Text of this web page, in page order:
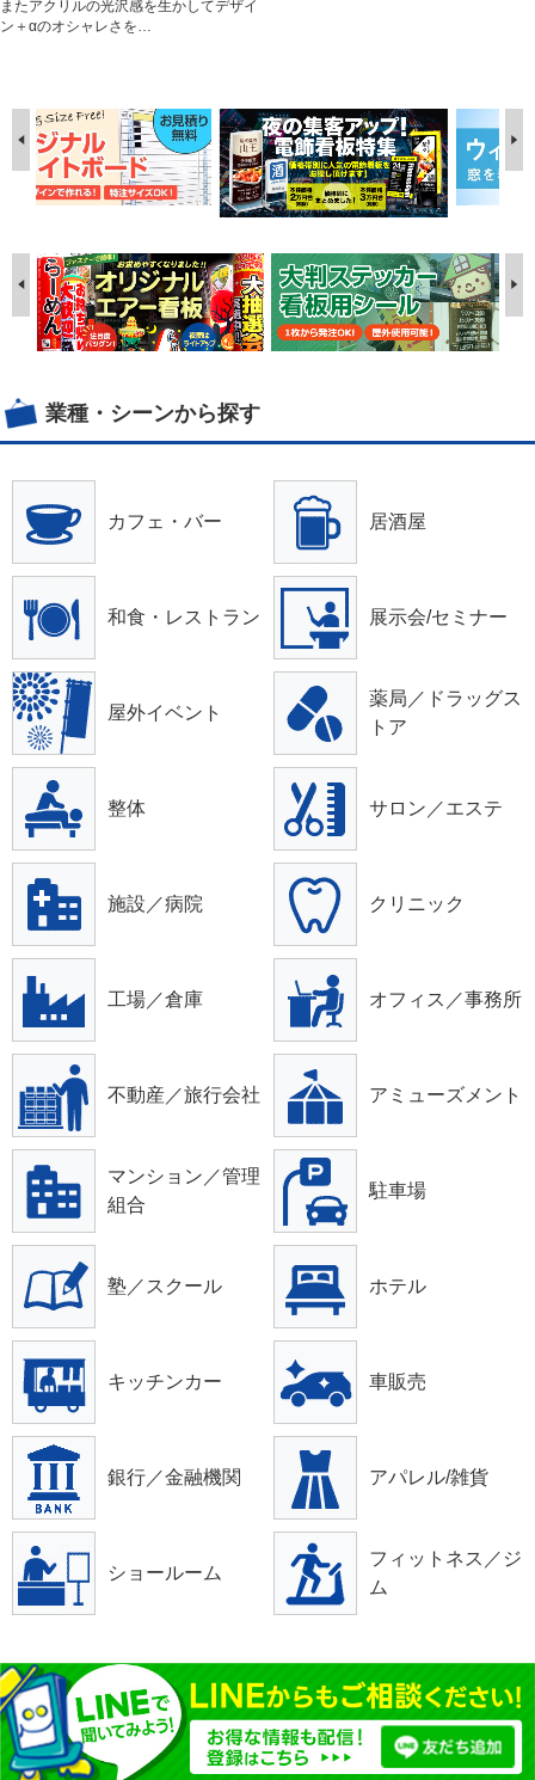
またアクリルの光沢感を生かしてデザイ
ン＋αのオシャレさを…
業種・シーンから探す
カフェ・バー 居酒屋
和食・レストラン 展示会/セミナー
屋外イベント
薬局／ドラッグス
トア
整体 サロン／エステ
施設／病院 クリニック
工場／倉庫 オフィス／事務所
不動産／旅行会社 アミューズメント
マンション／管理
組合
駐車場
塾／スクール ホテル
キッチンカー 車販売
銀行／金融機関 アパレル/雑貨
ショールーム
フィットネス／ジ
ム